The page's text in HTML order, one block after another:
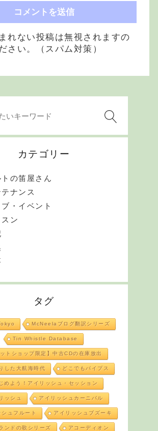
れない投稿は無視されますの
さい。（スパム対策）
カテゴリー
の笛屋さん
テナンス
・イベント
ン
タグ
McNeelaブログ翻訳シリーズ
Tin Whistle Database
ットショップ限定】中古CDの在庫放出
した大航海時代 どこでもパイプス
めよう！アイリッシュ・セッション
ッシュ アイリッシュカーニバル
シュフルート アイリッシュブズーキ
ンドの歌シリーズ アコーディオン